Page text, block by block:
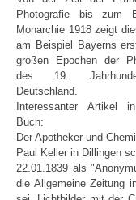
Photografie bis zum
Monarchie 1918 zeigt
am Beispiel Bayerns
großen Epochen der
des 19.
Deutschland.
Interessanter Artikel
Buch:
Der Apotheker und
Paul Keller in Dillingen
22.01.1839 als
die Allgemeine Zeitung